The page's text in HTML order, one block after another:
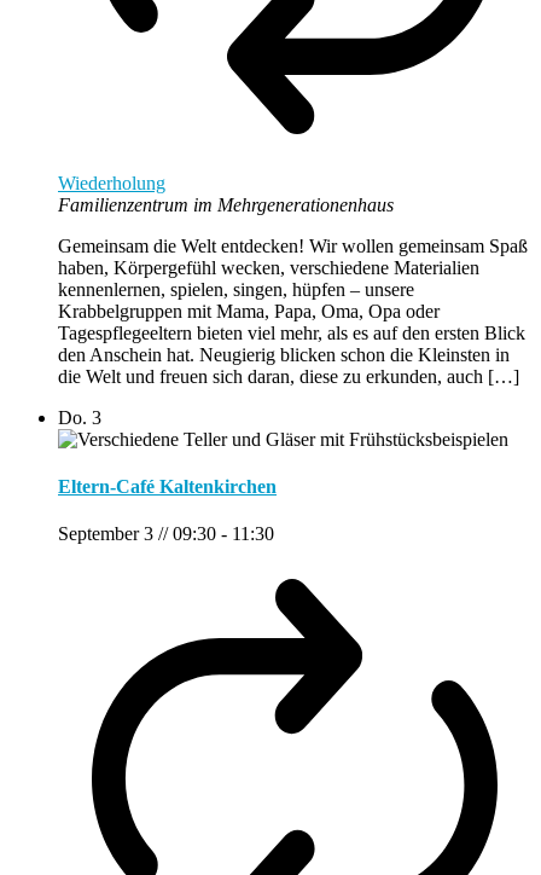
Wiederholung
Familienzentrum im Mehrgenerationenhaus
Gemeinsam die Welt entdecken! Wir wollen gemeinsam Spaß
haben, Körpergefühl wecken, verschiedene Materialien
kennenlernen, spielen, singen, hüpfen – unsere
Krabbelgruppen mit Mama, Papa, Oma, Opa oder
Tagespflegeeltern bieten viel mehr, als es auf den ersten Blick
den Anschein hat. Neugierig blicken schon die Kleinsten in
die Welt und freuen sich daran, diese zu erkunden, auch […]
Do. 3
Eltern-Café Kaltenkirchen
September 3 // 09:30 - 11:30